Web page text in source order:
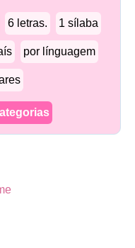
6 letras. 1 sílaba
por línguagem